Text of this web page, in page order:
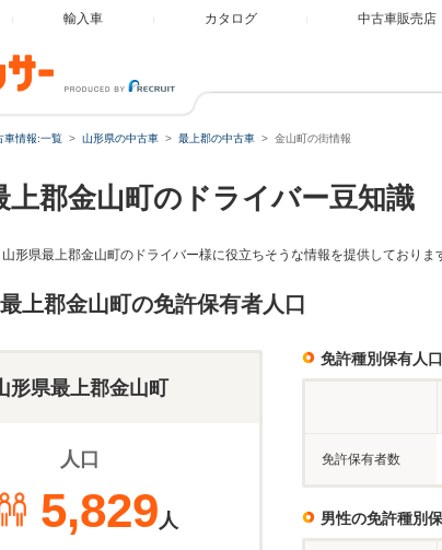
輸入車 カタログ 中古車販売店
車情報:一覧 山形県の中古車 最上郡の中古車 金山町の街情報
上郡金山町のドライバー豆知識
形県最上郡金山町のドライバー様に役立ちそうな情報を提供しており
上郡金山町の免許保有者人口
形県最上郡金山町
人口
5,829人
免許種別保有人口
免許保有者数
男性の免許種別